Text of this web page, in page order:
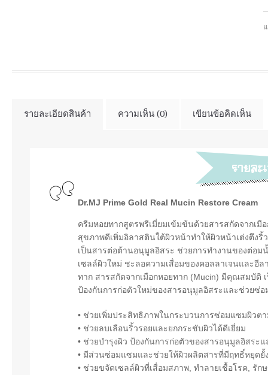
รายละเอียดสินค้า ความเห็น (0) เขียนข้อคิดเห็น
Dr.MJ Prime Gold Real Mucin Restore Cream
ครีมหอยทากสูตรพรีเมี่ยมเข้มข้นด้วยสารสกัดจากเมื
สุขภาพดีเพิ่มอิลาสตินใต้ผิวหน้าทำให้ผิวหน้าเต่งตึง
เป็นสารต่อต้านอนุมูลอิสระ ช่วยการทำงานของต่อม
เซลล์ผิวใหม่ ชะลอความเสื่อมของคอลลาเจนและอี
ทาก สารสกัดจากเมือกหอยทาก (Mucin) มีคุณสมบั
ป้องกันการก่อตัวใหม่ของสารอนุมูลอิสระและช่วยซ่
• ช่วยเพิ่มประสิทธิภาพในกระบวนการซ่อมแซมผิวต
• ช่วยลบเลือนริ้วรอยและยกกระชับผิวได้ดีเยี่ยม
• ช่วยบำรุงผิว ป้องกันการก่อตัวของสารอนุมูลอิสระ
• มีส่วนซ่อมแซมและช่วยให้ผิวผลิตสารที่มีฤทธิ์หยุดยั้
• ช่วยขจัดเซลล์ผิวที่เสื่อมสภาพ, ทำลายเชื้อโรค, รัก